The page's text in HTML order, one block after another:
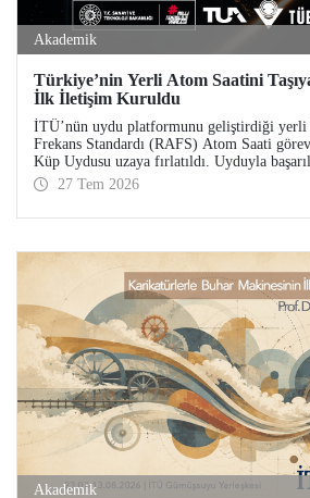
Akademik
Türkiye’nin Yerli Atom Saatini
İlk İletişim Kuruldu
İTÜ’nün uydu platformunu geliştirdiği
Frekans Standardı (RAFS) Atom Saati
Küp Uydusu uzaya fırlatıldı. Uyduyla
kuruldu ve birçok telemetri alındı. RAFS,
zamanlama ve konumlama teknolojileri
27 Tem 2026
Akademik